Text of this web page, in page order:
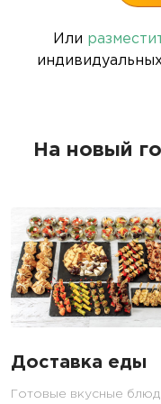
Или
На новый
Доставка еды
Готовые вкусные